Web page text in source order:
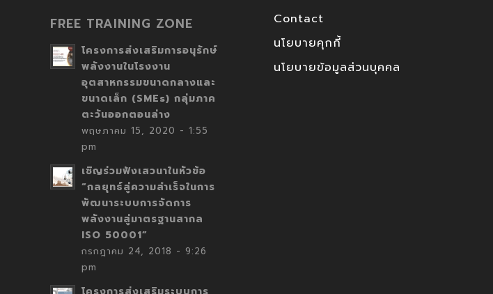
FREE TRAINING ZONE
โครงการส่งเสริมการอนุรักษ์
พลังงานในโรงงาน
อุตสาหกรรมขนาดกลางและ
ขนาดเล็ก (SMEs) กลุ่มภาค
ตะวันออกตอนล่าง
พฤษภาคม 15, 2020 - 1:55
pm
เชิญร่วมฟังเสวนาในหัวข้อ
“กลยุทธ์สู่ความสำเร็จในการ
พัฒนาระบบการจัดการ
พลังงานสู่มาตรฐานสากล
ISO 50001”
กรกฎาคม 24, 2018 - 9:26
pm
Contact
นโยบายคุกกี้
นโยบายข้อมูลส่วนบุคคล